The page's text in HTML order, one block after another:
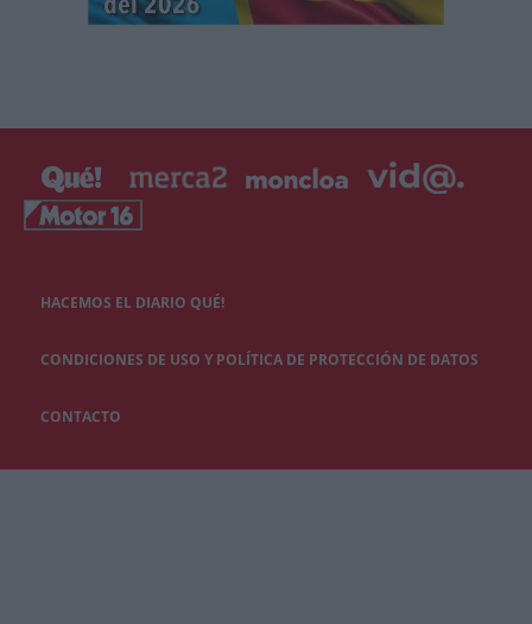
HACEMOS EL DIARIO QUÉ!
CONDICIONES DE USO Y POLÍTICA DE PROTECCIÓN DE DATOS
CONTACTO